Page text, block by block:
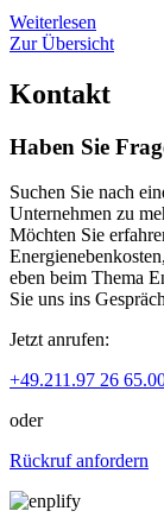
Weiterlesen
Zur Übersicht
Kontakt
Haben Sie
Suchen Sie nach
Unternehmen zu
Möchten Sie
eben beim Thema
Sie uns ins
Jetzt anrufen:
+49.211.97 26
oder
Rückruf anfordern